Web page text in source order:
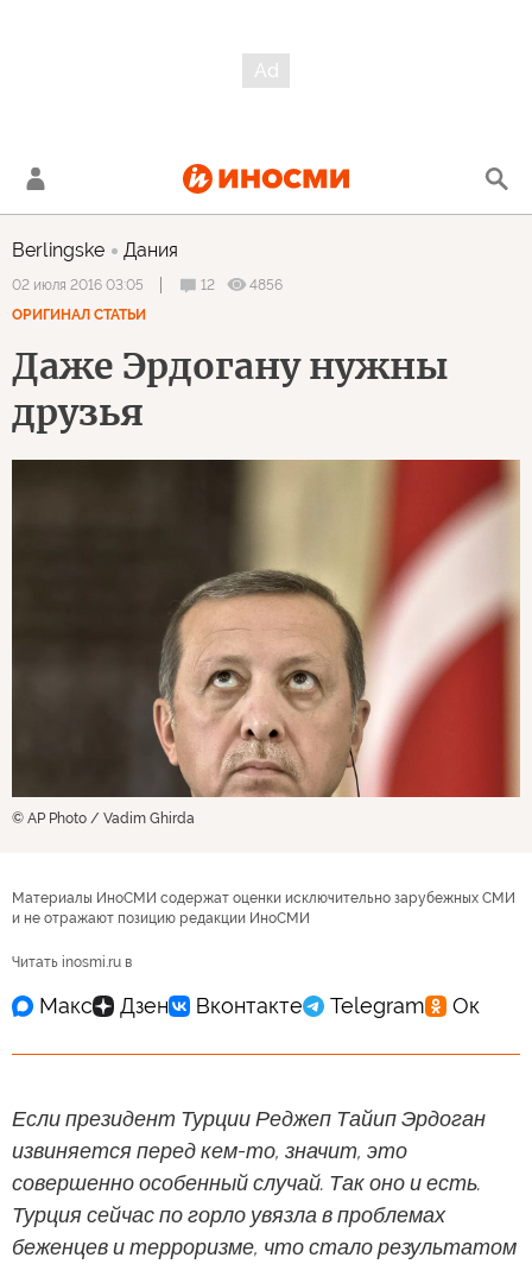
Berlingske Дания
02 июля 2016 03:05 12
4856
ОРИГИНАЛ СТАТЬИ
Даже Эрдогану нужны
друзья
© AP Photo / Vadim Ghirda
Материалы ИноСМИ содержат оценки исключительно зарубежных СМИ
и не отражают позицию редакции ИноСМИ
Читать inosmi.ru в
Если президент Турции Реджеп Тайип Эрдоган
извиняется перед кем-то, значит, это
совершенно особенный случай. Так оно и есть.
Турция сейчас по горло увязла в проблемах
беженцев и терроризме, что стало результатом